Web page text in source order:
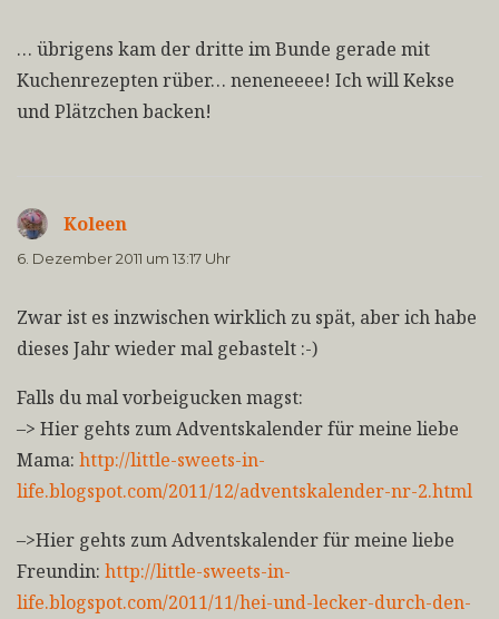
… übrigens kam der dritte im Bunde gerade mit
Kuchenrezepten rüber… neneneeee! Ich will Kekse
und Plätzchen backen!
Koleen
6. Dezember 2011 um 13:17 Uhr
Zwar ist es inzwischen wirklich zu spät, aber ich habe
dieses Jahr wieder mal gebastelt :-)
Falls du mal vorbeigucken magst:
–> Hier gehts zum Adventskalender für meine liebe
Mama: http://little-sweets-in-
life.blogspot.com/2011/12/adventskalender-nr-2.html
–>Hier gehts zum Adventskalender für meine liebe
Freundin: http://little-sweets-in-
life.blogspot.com/2011/11/hei-und-lecker-durch-den-